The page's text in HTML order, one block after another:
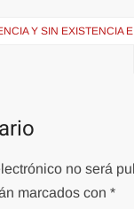
Y SIN EXISTENCIA
no será
marcados con*